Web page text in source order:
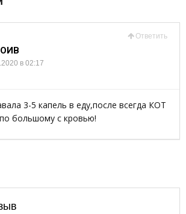
Ответить
в 02:17
3-5 капель в еду,после всегда КОТ
большому с кровью!